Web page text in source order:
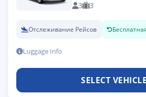
3 3
Отслеживание Рейсов
Luggage Info
SELECT VEHICLE